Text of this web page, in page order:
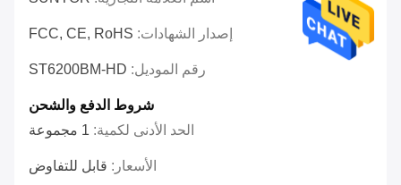
إصدار الشهادات: FCC, CE, RoHS
رقم الموديل: ST6200BM-HD
شروط الدفع والشحن
الحد الأدنى لكمية: 1 مجموعة
الأسعار: قابل للتفاوض